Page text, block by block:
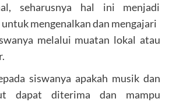
seharusnya hal ini menjadi
mengenalkan dan mengajari
melalui muatan lokal atau
siswanya apakah musik dan
dapat diterima dan mampu